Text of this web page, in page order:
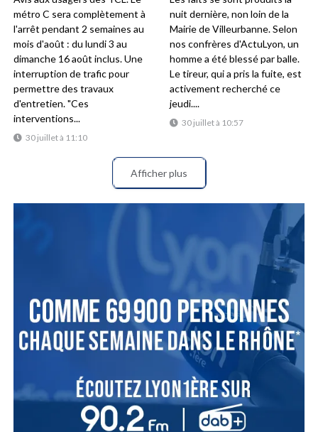
30 juillet à 11:10
métro C sera complètement à
l'arrêt pendant 2 semaines au
mois d'août : du lundi 3 au
dimanche 16 août inclus. Une
interruption de trafic pour
permettre des travaux
d'entretien. "Ces
interventions...
30 juillet à 10:57
nuit dernière, non loin de la
Mairie de Villeurbanne. Selon
nos confrères d'ActuLyon, un
homme a été blessé par balle.
Le tireur, qui a pris la fuite, est
activement recherché ce
jeudi....
Afficher plus